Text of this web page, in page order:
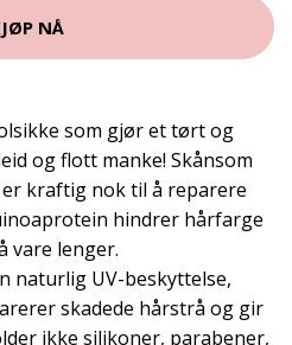
NÅ
som gjør et tørt og
og flott manke! Skånsom
kraftig nok til å reparere
hindrer hårfarge
vare lenger.
naturlig UV-beskyttelse,
skadede hårstrå og gir
ikke silikoner, parabener,